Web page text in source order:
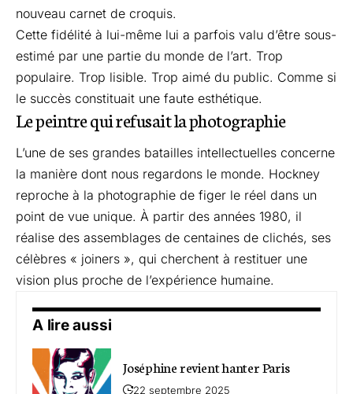
nouveau carnet de croquis.
Cette fidélité à lui-même lui a parfois valu d’être sous-
estimé par une partie du monde de l’art. Trop
populaire. Trop lisible. Trop aimé du public. Comme si
le succès constituait une faute esthétique.
Le peintre qui refusait la photographie
L’une de ses grandes batailles intellectuelles concerne
la manière dont nous regardons le monde. Hockney
reproche à la photographie de figer le réel dans un
point de vue unique. À partir des années 1980, il
réalise des assemblages de centaines de clichés, ses
célèbres « joiners », qui cherchent à restituer une
vision plus proche de l’expérience humaine.
A lire aussi
Joséphine revient hanter Paris
22 septembre 2025